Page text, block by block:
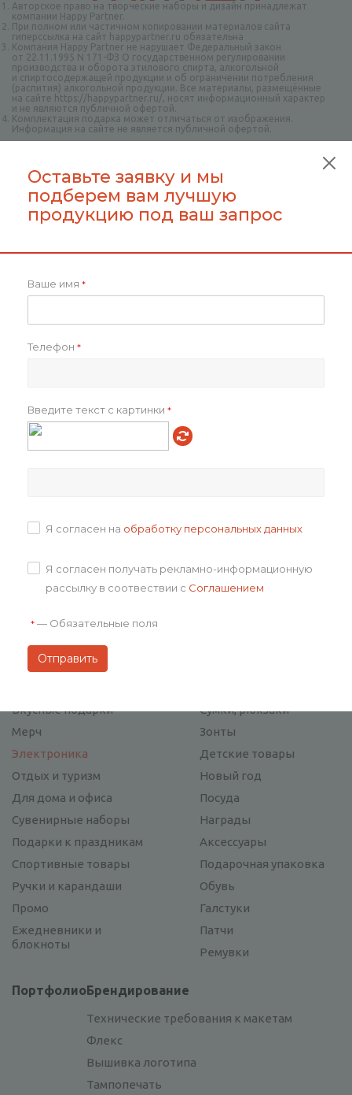
Авторское право на творческие наборы и дизайн принадлежат
компании Happy Partner.
При полном или частичном копировании материалов сайта
гиперссылка на сайт happypartner.ru обязательна
Компания Happy Partner не нарушает Федеральный закон
от 22.11.1995 N 171-ФЗ О государственном регулировании
производства и оборота этилового спирта, алкогольной
и спиртосодержащей продукции и об ограничении потребления
(распития) алкогольной продукции. Все материалы, размещённые
на сайте https://happypartner.ru/, носят информационный характер
и не являются публичной офертой.
Комплектация подарка может отличаться от изображения.
Информация на сайте не является публичной офертой.
Будьте всегда в курсе!
персональных данных и получение
+7 (812) 648-21-86
+7 (800) 333-12-86 (бесплатно)
Электронная почта
Адрес
Вкусные подарки
Мерч
Электроника
Отдых и туризм
Для дома и офиса
Сувенирные наборы
Подарки к праздникам
Спортивные товары
Ручки и карандаши
Промо
Ежедневники и
блокноты
Сумки, рюкзаки
Зонты
Детские товары
Новый год
Посуда
Награды
Аксессуары
Подарочная упаковка
Обувь
Галстуки
Патчи
Ремувки
ПортфолиоБрендирование
Технические требования к макетам
Флекс
Вышивка логотипа
Тампопечать
Оставьте заявку и мы
подберем вам лучшую
продукцию под ваш запрос
Ваше имя *
Телефон *
Введите текст с картинки *
Я согласен на обработку персональных данных
Я согласен получать рекламно-информационную
рассылку в соотвествии с Соглашением
* — Обязательные поля